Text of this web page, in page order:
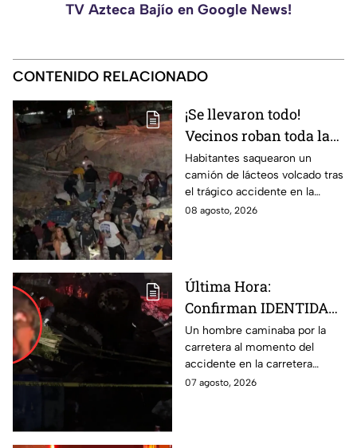
TV Azteca Bajío en Google News!
CONTENIDO RELACIONADO
¡Se llevaron todo!
Vecinos roban toda la
mercancía del tráiler
volcado en la carretera
de Irapuato
Habitantes saquearon un
camión de lácteos volcado tras
el trágico accidente en la
carretera Irapuato-Abasolo
08 agosto, 2026
Última Hora:
Confirman IDENTIDAD
de uno de los
lesionados tras fatal
accid3nte en Irapuato
Un hombre caminaba por la
carretera al momento del
accidente en la carretera
Irapuato-Abasolo en el Trébol.
07 agosto, 2026